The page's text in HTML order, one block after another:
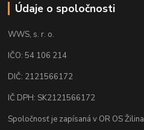
Údaje o spoločnosti
WWS, s. r. o.
IČO: 54 106 214
DIČ: 2121566172
IČ DPH: SK2121566172
Spoločnosť je zapísaná v OR OS Žilina